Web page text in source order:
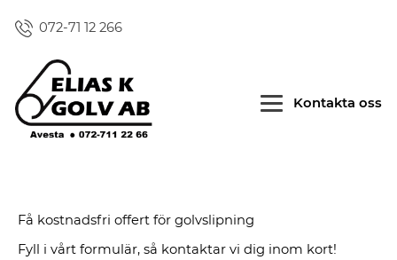
072-71 12 266
Kontakta oss
Få kostnadsfri offert för golvslipning
Fyll i vårt formulär, så kontaktar vi dig inom kort!